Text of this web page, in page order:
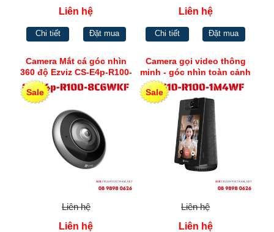
Liên hệ
Chi tiết Đặt mua
Liên hệ
Chi tiết Đặt mua
Camera Mắt cá góc nhìn
360 độ Ezviz CS-E4p-R100-
8C6WKF
Sale
Liên hệ
Liên hệ
Camera gọi video thông
minh - góc nhìn toàn cảnh
360° Ezviz CS-S10-R100-
1M4WF
Sale
Liên hệ
Liên hệ